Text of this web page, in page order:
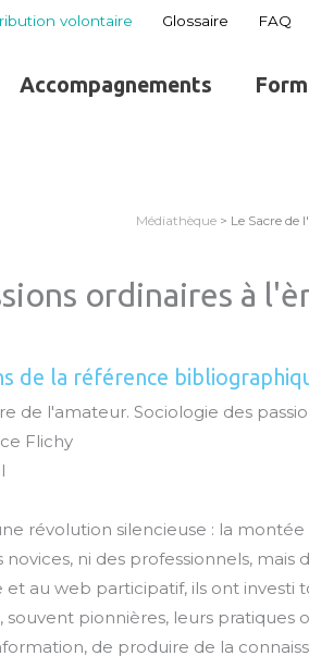
volontaire Glossaire FAQ
Accompagnements
Médiathèque > Le Sacre
ordinaires à
de la référence
de l'amateur. Sociologie des
Flichy
révolution silencieuse : la
novices, ni des professionnels,
et au web participatif, ils ont investi
souvent pionnières, leurs
de produire de la